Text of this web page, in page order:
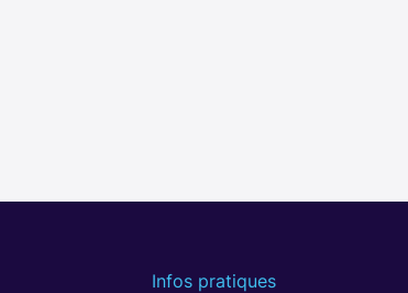
Infos pratiques